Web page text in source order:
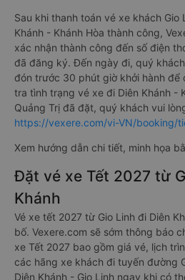
Sau khi thanh toán vé xe khách Gio
Khánh - Khánh Hòa thành công,
xác nhận thành công đến số điện
đã đăng ký. Đến ngày đi, quý
đón trước 30 phút giờ khởi hành để
tra tình trạng vé xe đi Diên Khánh -
Quảng Trị đã đặt, quý khách vui
https://vexere.com/vi-VN/booking/
Xem hướng dẫn chi tiết, minh họa
Đặt vé xe Tết 2027 từ
Khánh
Vé xe tết 2027 từ Gio Linh đi Diên
bố. Vexere.com sẽ sớm thông báo
xe Tết 2027 bao gồm giá vé, lịch
các hãng xe khách đi tuyến đường
Diên Khánh - Gio Linh ngay khi có